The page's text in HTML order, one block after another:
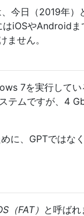
今日（2019年
iOSやAndroidま
ません。
7を実行して
テムですが、4
に、GPTではな
（FAT） と呼ば